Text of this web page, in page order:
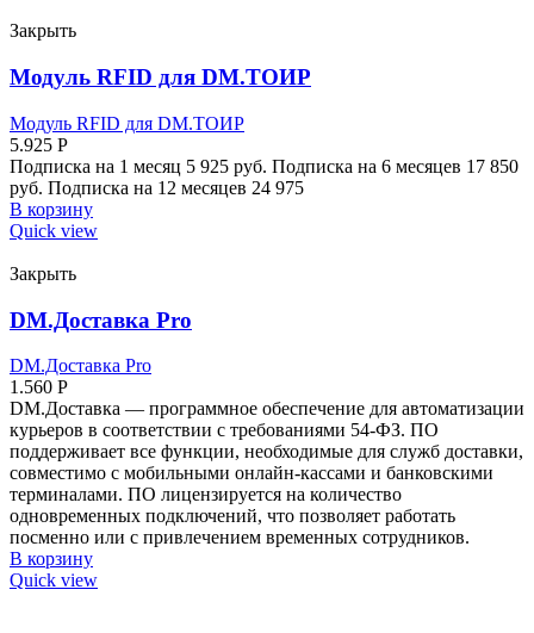
Закрыть
Модуль RFID для DM.ТОИР
Модуль RFID для DM.ТОИР
5.925 Р
Подписка на 1 месяц 5 925 руб. Подписка на 6 месяцев 17 850
руб. Подписка на 12 месяцев 24 975
В корзину
Quick view
Закрыть
DM.Доставка Pro
DM.Доставка Pro
1.560 Р
DM.Доставка — программное обеспечение для автоматизации
курьеров в соответствии с требованиями 54-ФЗ. ПО
поддерживает все функции, необходимые для служб доставки,
совместимо с мобильными онлайн-кассами и банковскими
терминалами. ПО лицензируется на количество
одновременных подключений, что позволяет работать
посменно или с привлечением временных сотрудников.
В корзину
Quick view